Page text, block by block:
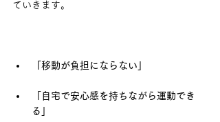
ていきます。
「移動が負担にならない」
「自宅で安心感を持ちながら運動でき
る」